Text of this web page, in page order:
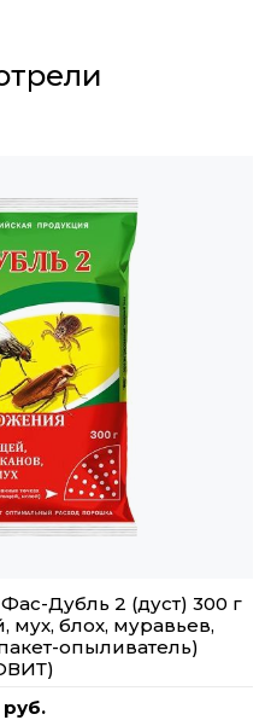
Дубль 2 (дуст) 300 г
блох, муравьев,
опыливатель)
руб.